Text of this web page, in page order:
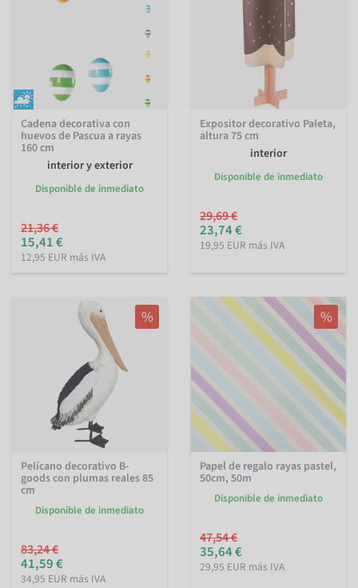
Cadena decorativa con
huevos de Pascua a rayas
160 cm
interior y exterior
Disponible de inmediato
21,36 €
15,41 €
12,95 EUR más IVA
Expositor decorativo Paleta,
altura 75 cm
interior
Disponible de inmediato
29,69 €
23,74 €
19,95 EUR más IVA
%
Pelícano decorativo B-
goods con plumas reales 85
cm
Disponible de inmediato
83,24 €
41,59 €
34,95 EUR más IVA
%
Papel de regalo rayas pastel,
50cm, 50m
Disponible de inmediato
47,54 €
35,64 €
29,95 EUR más IVA